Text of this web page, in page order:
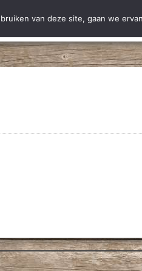
Informatie Contact Donatie
van deze site, gaan we